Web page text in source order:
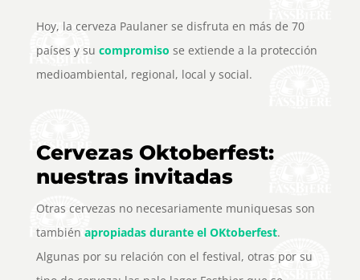
Hoy, la cerveza Paulaner se disfruta en más de 70
países y su compromiso se extiende a la protección
medioambiental, regional, local y social.
Cervezas Oktoberfest:
nuestras invitadas
Otras cervezas no necesariamente muniquesas son
también apropiadas durante el OKtoberfest.
Algunas por su relación con el festival, otras por su